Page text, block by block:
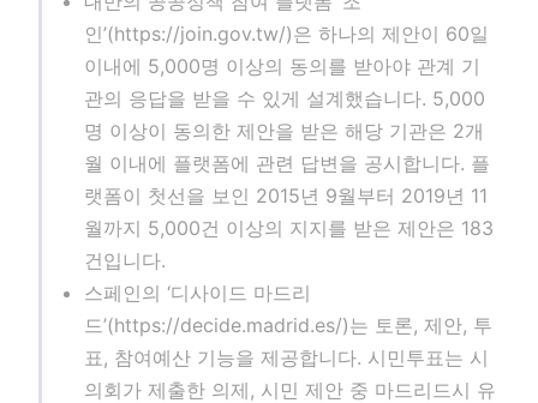
인’(https://join.gov.tw/)은 하나의 제안이 60일
이내에 5,000명 이상의 동의를 받아야 관계 기
관의 응답을 받을 수 있게 설계했습니다. 5,000
명 이상이 동의한 제안을 받은 해당 기관은 2개
월 이내에 플랫폼에 관련 답변을 공시합니다. 플
랫폼이 첫선을 보인 2015년 9월부터 2019년 11
월까지 5,000건 이상의 지지를 받은 제안은 183
건입니다.
스페인의 ‘디사이드 마드리
드’(https://decide.madrid.es/)는 토론, 제안, 투
표, 참여예산 기능을 제공합니다. 시민투표는 시
의회가 제출한 의제, 시민 제안 중 마드리드시 유